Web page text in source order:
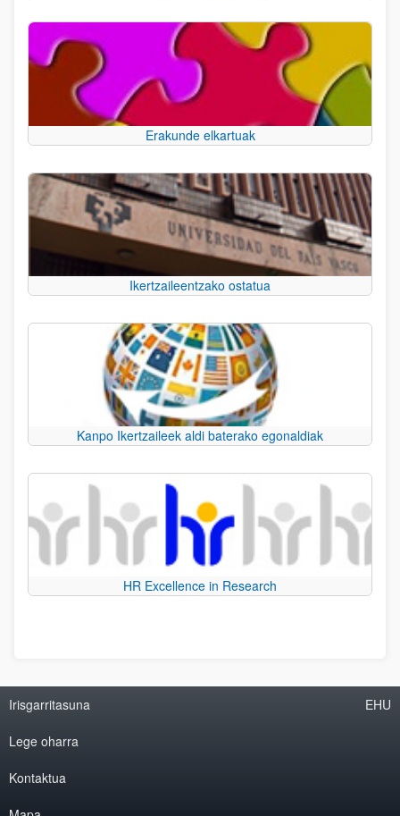
Erakunde elkartuak
Ikertzaileentzako ostatua
Kanpo Ikertzaileek aldi baterako egonaldiak
HR Excellence in Research
Irisgarritasuna
Lege oharra
Kontaktua
EHU